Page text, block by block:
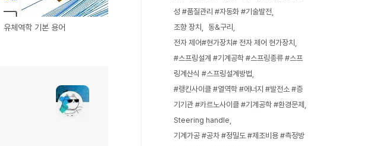
유체역학 기본 용어
성 #품질관리 #자동화 #기술발전
조향 장치
동&구리
전자 제어#현가장치# 전자 제어 현가장치
#스프링설계 #기계공학 #스프링종류 #스프
링계산식 #스프링설계방법
#랭킨사이클 #열역학 #에너지 #발전소 #증
기기관 #카르노사이클 #기계공학 #환경문제
Steering handle
기계가공 #공차 #정밀도 #제조비용 #측정방